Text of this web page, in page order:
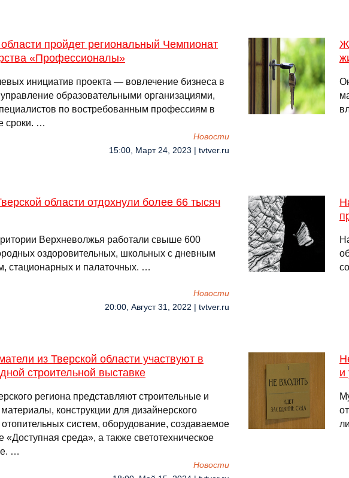
пройдет региональный Чемпионат
«Профессионалы»
инициатив проекта — вовлечение бизнеса в
образовательными организациями,
по востребованным профессиям в
сроки. …
Новости
15:00, Март 24, 2023 | tvtver.ru
области отдохнули более 66 тысяч
Верхневолжья работали свыше 600
оздоровительных, школьных с дневным
стационарных и палаточных. …
Новости
20:00, Август 31, 2022 | tvtver.ru
из Тверской области участвуют в
строительной выставке
региона представляют строительные и
конструкции для дизайнерского
систем, оборудование, создаваемое
«Доступная среда», а также светотехническое
…
Новости
и